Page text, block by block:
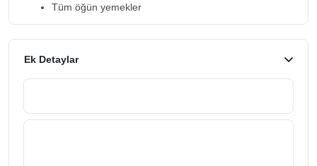
Tüm öğün yemekler
Ek Detaylar